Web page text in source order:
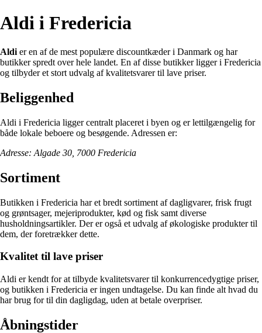
Aldi i Fredericia
Aldi er en af de mest populære discountkæder i Danmark og har
butikker spredt over hele landet. En af disse butikker ligger i Fredericia
og tilbyder et stort udvalg af kvalitetsvarer til lave priser.
Beliggenhed
Aldi i Fredericia ligger centralt placeret i byen og er lettilgængelig for
både lokale beboere og besøgende. Adressen er:
Adresse: Algade 30, 7000 Fredericia
Sortiment
Butikken i Fredericia har et bredt sortiment af dagligvarer, frisk frugt
og grøntsager, mejeriprodukter, kød og fisk samt diverse
husholdningsartikler. Der er også et udvalg af økologiske produkter til
dem, der foretrækker dette.
Kvalitet til lave priser
Aldi er kendt for at tilbyde kvalitetsvarer til konkurrencedygtige priser,
og butikken i Fredericia er ingen undtagelse. Du kan finde alt hvad du
har brug for til din dagligdag, uden at betale overpriser.
Åbningstider